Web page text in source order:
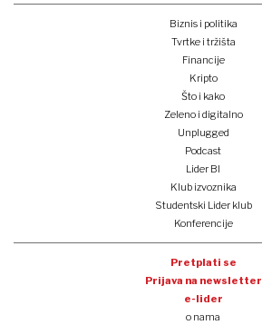
Biznis i politika
Tvrtke i tržišta
Financije
Kripto
Što i kako
Zeleno i digitalno
Unplugged
Podcast
Lider BI
Klub izvoznika
Studentski Lider klub
Konferencije
Pretplati se
Prijava na newsletter
e-lider
o nama